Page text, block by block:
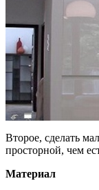
Второе, сделать
просторной, чем
Материал